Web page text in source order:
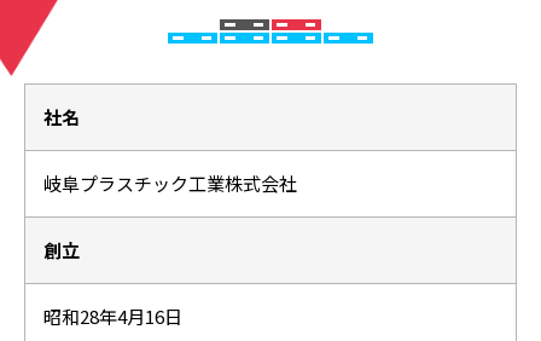
社名
岐阜プラスチック工業株式会社
創立
昭和28年4月16日